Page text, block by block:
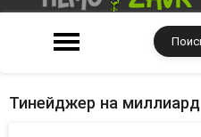
Тинейджер на миллиард